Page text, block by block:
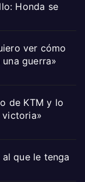
Honda se
ver cómo
guerra»
de KTM y lo
victoria»
que le tenga